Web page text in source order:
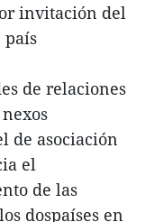
invitación del
país
de relaciones
de asociación
el
de las
dospaíses en